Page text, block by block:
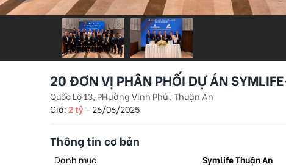
20 ĐƠN VỊ PHÂN PHỐI DỰ ÁN
Quốc Lộ 13, PHường Vĩnh Phú , Thuận An
Giá:2 tỷ- 26/06/2025
Thông tin cơ bản
Danh mục Symlife Thuận An